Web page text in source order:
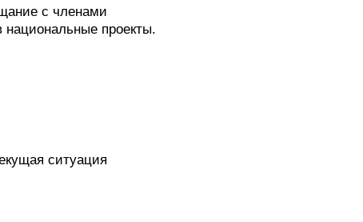
с членами
проекты.
ситуация